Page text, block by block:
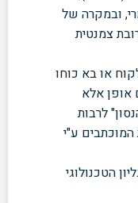
ובמקרה של
צמנטית
או בא כוחו
אלא
לרבות
המוכתבים ע"י
הטכנולוגי